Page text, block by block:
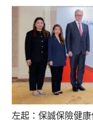
左起：保誠保險健